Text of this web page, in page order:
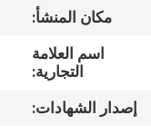
معلومات
جولة
مكان المنشأ:
اسم العلامة
التجارية:
إصدار الشهادات: